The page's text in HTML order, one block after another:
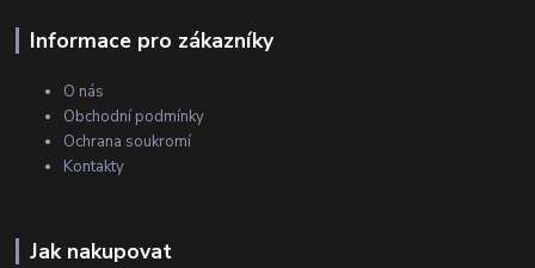
Informace pro zákazníky
O nás
Obchodní podmínky
Ochrana soukromí
Kontakty
Jak nakupovat